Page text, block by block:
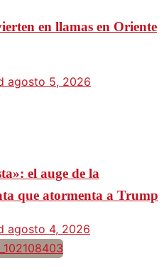
en llamas en Oriente
agosto 5, 2026
el auge de la
que atormenta a Trump
agosto 4, 2026